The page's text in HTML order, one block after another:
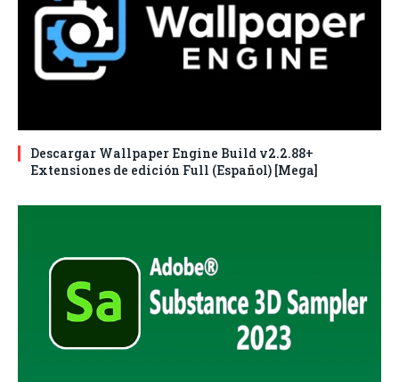
Descargar Wallpaper Engine Build v2.2.88+
Extensiones de edición Full (Español) [Mega]